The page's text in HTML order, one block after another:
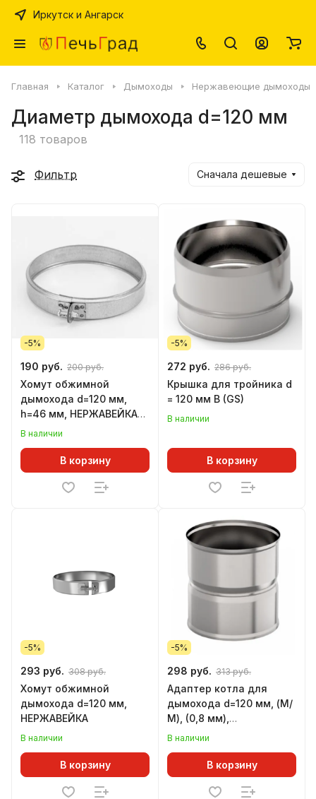
Иркутск и Ангарск
Главная Каталог Дымоходы Нержавеющие дымоходы
Диаметр дымохода d=120 мм
118 товаров
Фильтр Сначала дешевые
-5%
190 руб. 200 руб.
Хомут обжимной
дымохода d=120 мм,
h=46 мм, НЕРЖАВЕЙКА
(GS)
В наличии
В корзину
-5%
272 руб. 286 руб.
Крышка для тройника d
= 120 мм В (GS)
В наличии
В корзину
-5%
293 руб. 308 руб.
Хомут обжимной
дымохода d=120 мм,
НЕРЖАВЕЙКА
В наличии
В корзину
-5%
298 руб. 313 руб.
Адаптер котла для
дымохода d=120 мм, (М/
М), (0,8 мм),
НЕРЖАВЕЙКА, (GS)
В наличии
В корзину